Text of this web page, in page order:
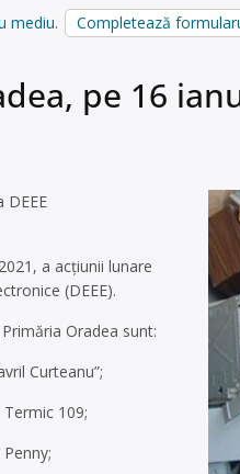
mediu. Completează
pe 16
DEEE
a acţiunii lunare
(DEEE).
Oradea sunt:
Curteanu”;
109;